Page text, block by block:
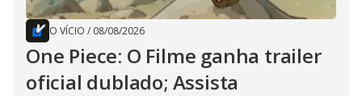
O VÍCIO / 08/08/2026
One Piece: O Filme ganha trailer
oficial dublado; Assista